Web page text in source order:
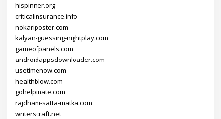
hispinner.org
criticalinsurance.info
nokariposter.com
kalyan-guessing-nightplay.com
gameofpanels.com
androidappsdownloader.com
usetimenow.com
healthblow.com
gohelpmate.com
rajdhani-satta-matka.com
writerscraft.net